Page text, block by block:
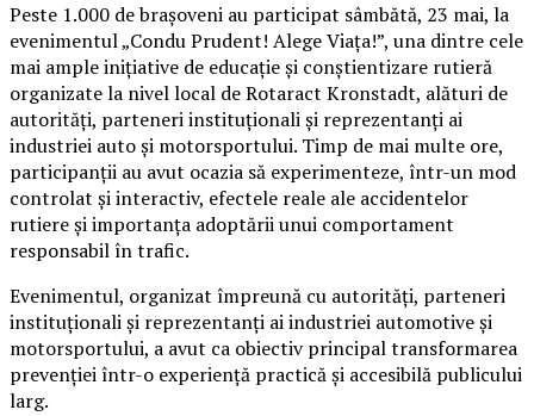
Peste 1.000 de brașoveni au participat sâmbătă, 23 mai, la
evenimentul „Condu Prudent! Alege Viața!”, una dintre cele
mai ample inițiative de educație și conștientizare rutieră
organizate la nivel local de Rotaract Kronstadt, alături de
autorități, parteneri instituționali și reprezentanți ai
industriei auto și motorsportului. Timp de mai multe ore,
participanții au avut ocazia să experimenteze, într-un mod
controlat și interactiv, efectele reale ale accidentelor
rutiere și importanța adoptării unui comportament
responsabil în trafic.
Evenimentul, organizat împreună cu autorități, parteneri
instituționali și reprezentanți ai industriei automotive și
motorsportului, a avut ca obiectiv principal transformarea
prevenției într-o experiență practică și accesibilă publicului
larg.